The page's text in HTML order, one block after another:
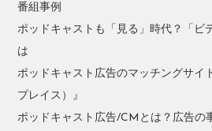
番組事例
ポッドキャストも「見る」時代？「ビ
は
ポッドキャスト広告のマッチングサイ
プレイス）』
ポッドキャスト広告/CMとは？広告の